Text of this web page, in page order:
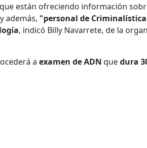
están ofreciendo información
además, "personal de
, indicó Billy Navarrete, de la
a examen de ADN quedura